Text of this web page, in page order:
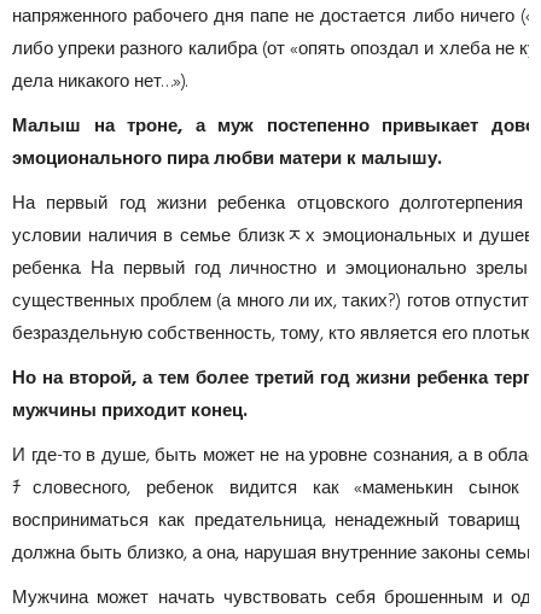
напряженного рабочего дня папе не достается либо ничего
либо упреки разного калибра (от «опять опоздал и хлеба не
дела никакого нет…»).
Малыш на троне, а муж постепенно привыкает
эмоционального пира любви матери к малышу.
На первый год жизни ребенка отцовского
условии наличия в семье близкﾸх эмоциональных и
ребенка. На первый год личностно и эмоционально
существенных проблем (а много ли их, таких?) готов
безраздельную собственность, тому, кто является его плотью
Но на второй, а тем более третий год жизни ребенка
мужчины приходит конец.
И где-то в душе, быть может не на уровне сознания, а в
ﾁсловесного, ребенок видится как «маменькин сынок
восприниматься как предательница, ненадежный товарищ
должна быть близко, а она, нарушая внутренние законы
Мужчина может начать чувствовать себя брошенным и